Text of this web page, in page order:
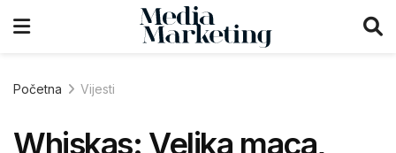
Početna Vijesti
Whiskas: Velika maca,